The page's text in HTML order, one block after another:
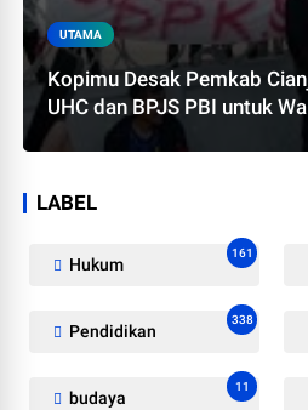
UTAMA
Kopimu Desak Pemkab
UHC dan BPJS PBI untuk
LABEL
Hukum
161
Pendidikan
338
budaya
11